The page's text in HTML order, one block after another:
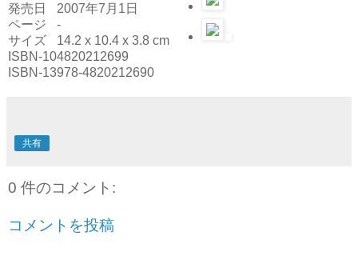
発売日
2007年7月1日
ページ
-
サイズ
14.2 x 10.4 x 3.8 cm
ISBN-104820212699
ISBN-13978-4820212690
共有
0 件のコメント:
コメントを投稿